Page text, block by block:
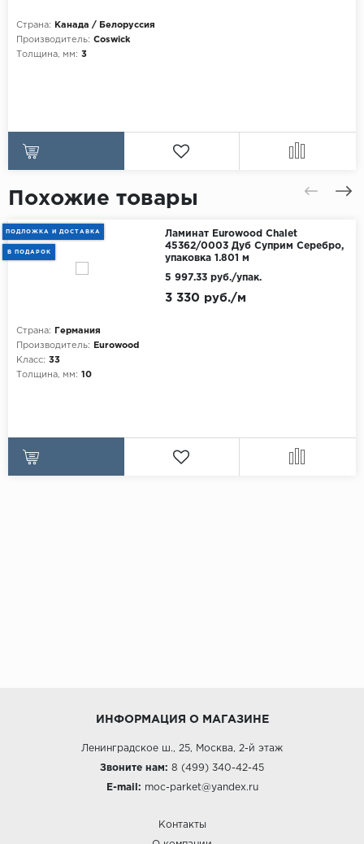
Страна:
Канада / Белоруссия
Производитель: Coswick
Толщина, мм: 3
Похожие товары
ПОДЛОЖКА И ДОСТАВКА
В ПОДАРОК
Ламинат Eurowood Chalet
45362/0003 Дуб Суприм Серебро,
упаковка 1.801 м
Страна:
Германия
Производитель:
Eurowood
Класс: 33
Толщина, мм: 10
3 330 руб./м
5 997.33 руб./упак.
ИНФОРМАЦИЯ О МАГАЗИНЕ
Ленинградское ш., 25, Москва, 2-й этаж
Звоните нам: 8 (499) 340-42-45
E-mail: moc-parket@yandex.ru
Контакты